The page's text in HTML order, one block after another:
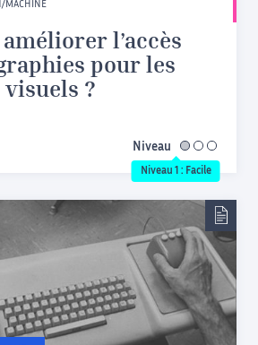
MACHINE
l’accès
pour les
?
Niveau facile
Niveau 1 : Facile